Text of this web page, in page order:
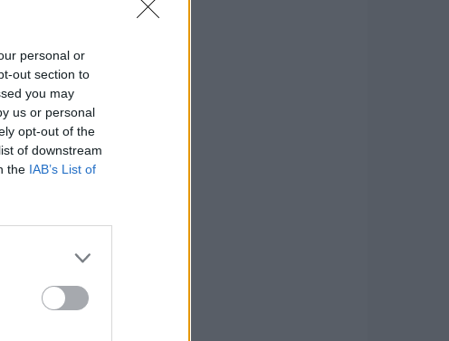
personal or
out section to
you may
us or personal
opt-out of the
of downstream
the IAB’s List of